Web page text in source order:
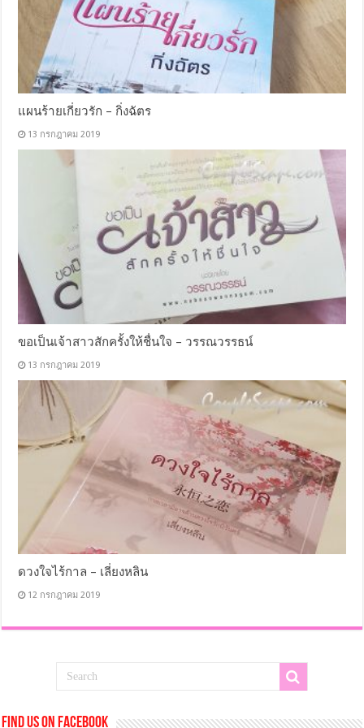
แผนร้ายเกี่ยวรัก – กิ่งฉัตร
13 กรกฎาคม 2019
ขอเป็นเจ้าสาวสักครั้งให้ชื่นใจ – วรรณวรรธน์
13 กรกฎาคม 2019
ดวงใจไร้กาล – เลี่ยงหลิน
12 กรกฎาคม 2019
Find us on Facebook